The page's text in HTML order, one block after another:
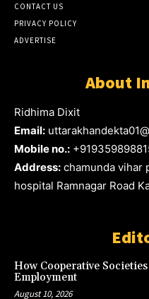
CONTACT US
PRIVACY POLICY
ADVERTISE
About
Ridhima Dixit
Email:
Mobile no.:
Address: chamunda vihar
hospital Ramnagar Road
How Cooperative
Employment
August 10, 2026